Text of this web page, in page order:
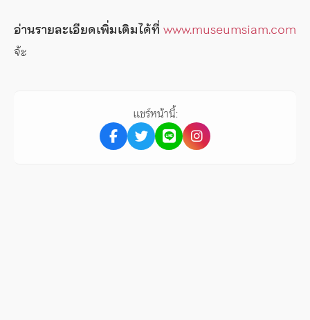
อ่านรายละเอียดเพิ่มเติมได้ที่ www.museumsiam.com
จ้ะ
แชร์หน้านี้: